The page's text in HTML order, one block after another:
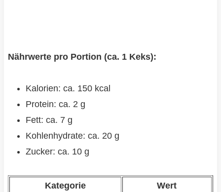
Nährwerte pro Portion (ca. 1 Keks):
Kalorien: ca. 150 kcal
Protein: ca. 2 g
Fett: ca. 7 g
Kohlenhydrate: ca. 20 g
Zucker: ca. 10 g
Kategorie
Wert